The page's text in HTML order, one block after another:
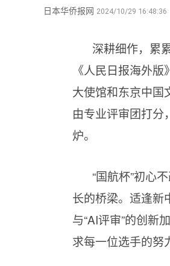
日本华侨报网 2024/10/29 16:48:36
深耕细作，累
《人民日报海外
大使馆和东京中国
由专业评审团打分
炉。
“国航杯”初心
长的桥梁。适逢新
与“AI评审”的创新
求每一位选手的努